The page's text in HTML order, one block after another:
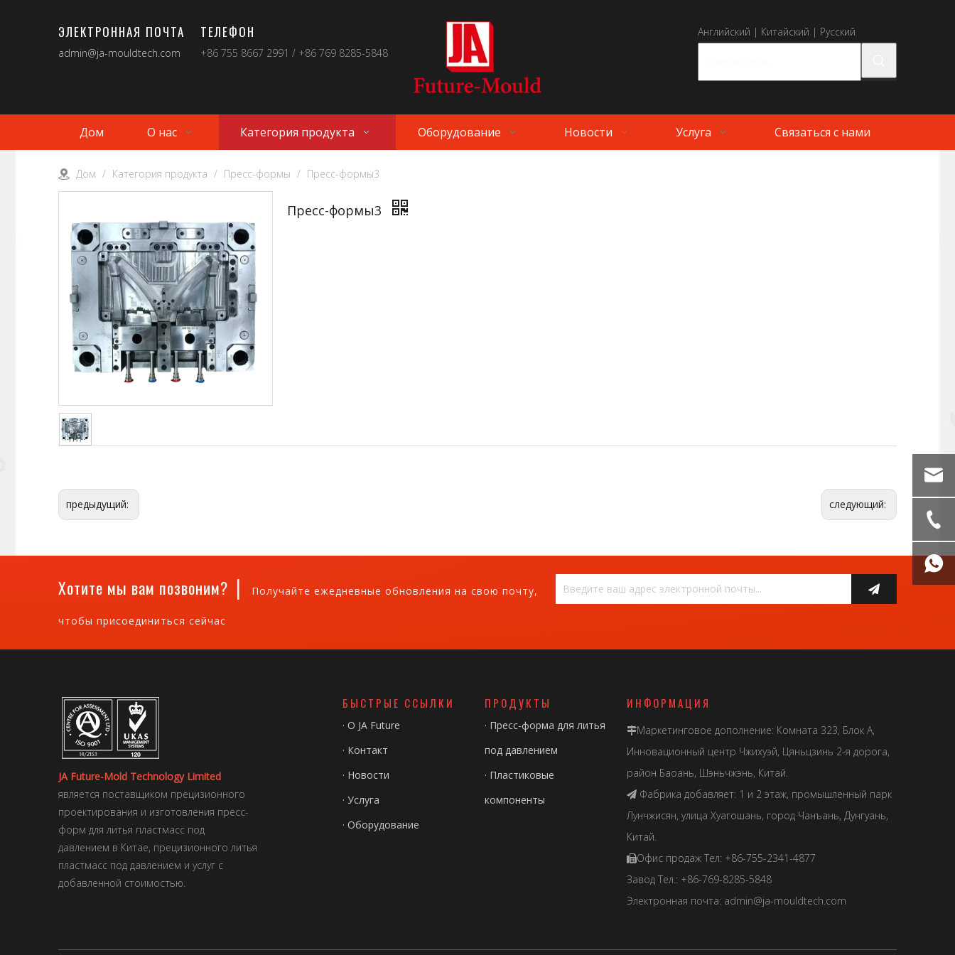
ЭЛЕКТРОННАЯ ПОЧТА
admin@ja-mouldtech.com
ТЕЛЕФОН
+86 755 8667 2991 / +86 769 8285-5848
Английский | Китайский | Русский
Дом О нас Категория продукта Оборудование Новости Услуга Связаться с нами
Дом / Категория продукта / Пресс-формы / Пресс-формы3
Пресс-формы3
предыдущий: следующий:
Хотите мы вам позвоним? | Получайте ежедневные обновления на свою почту,
чтобы присоединиться сейчас
JA Future-Mold Technology Limited
является поставщиком прецизионного
проектирования и изготовления пресс-
форм для литья пластмасс под
давлением в Китае, прецизионного литья
пластмасс под давлением и услуг с
добавленной стоимостью.
БЫСТРЫЕ ССЫЛКИ
· О JA Future
· Контакт
· Новости
· Услуга
· Оборудование
ПРОДУКТЫ
· Пресс-форма для литья
под давлением
· Пластиковые
компоненты
ИНФОРМАЦИЯ
Маркетинговое дополнение: Комната 323, Блок А,
Инновационный центр Чжихуэй, Цяньцзинь 2-я дорога,
район Баоань, Шэньчжэнь, Китай.
 Фабрика добавляет: 1 и 2 этаж, промышленный парк
Лунчжисян, улица Хуагошань, город Чанъань, Дунгуань,
Китай.
Офис продаж Тел: +86-755-2341-4877
Завод Тел.: +86-769-8285-5848
Электронная почта: admin@ja-mouldtech.com